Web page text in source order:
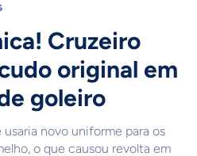
Cruzeiro
original em
goleiro
novo uniforme para os
o que causou revolta em